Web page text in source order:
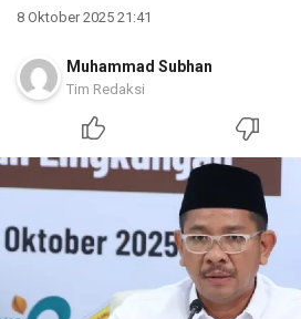
8 Oktober 2025 21:41
Muhammad Subhan
Tim Redaksi